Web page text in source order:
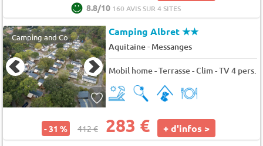
8.8/10 160 AVIS SUR 4 SITES
Camping and Co Camping Albret★★
Aquitaine- Messanges
Mobil home - Terrasse - Clim - TV 4 pers.
- 31 % 412 € 283 € + d'infos >